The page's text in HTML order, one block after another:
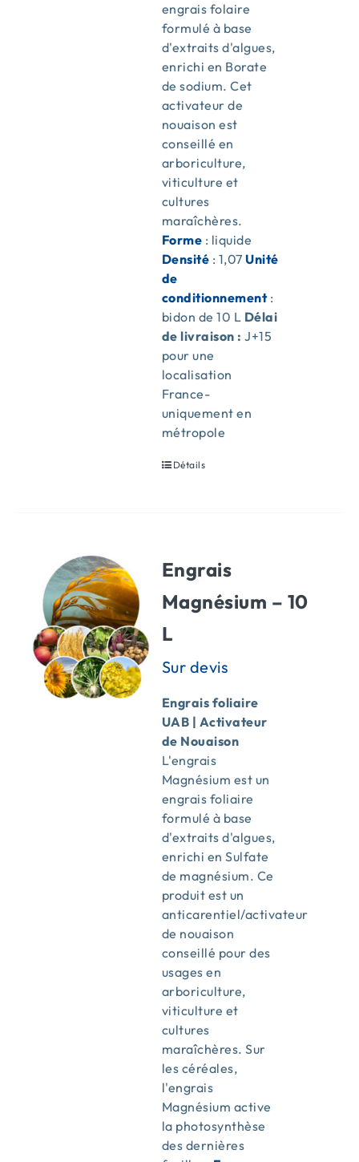
engrais folaire
formulé à base
d'extraits d'algues,
enrichi en Borate
de sodium. Cet
activateur de
nouaison est
conseillé en
arboriculture,
viticulture et
cultures
maraîchères.
Forme : liquide
Densité : 1,07Unité
de
conditionnement:
bidon de 10 L Délai
de livraison : J+15
pour une
localisation
France-
uniquement en
métropole
Détails
Engrais
Magnésium – 10
L
Engrais foliaire
UAB | Activateur
de Nouaison
L'engrais
Magnésium est un
engrais foliaire
formulé à base
d'extraits d'algues,
enrichi en Sulfate
de magnésium. Ce
produit est un
anticarentiel/activateur
de nouaison
conseillé pour des
usages en
arboriculture,
viticulture et
cultures
maraîchères. Sur
les céréales,
l'engrais
Magnésium active
la photosynthèse
des dernières